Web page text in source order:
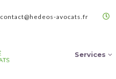
contact@hedeos-avocats.fr
Services